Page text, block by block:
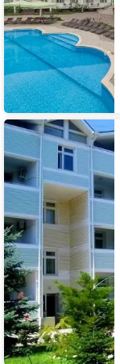
Отель
Корона